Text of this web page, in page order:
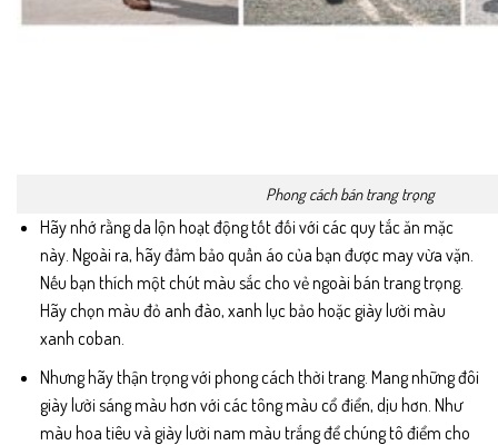
Phong cách bán trang trọng
Hãy nhớ rằng da lộn hoạt động tốt đối với các quy tắc ăn mặc
này. Ngoài ra, hãy đảm bảo quần áo của bạn được may vừa vặn.
Nếu bạn thích một chút màu sắc cho vẻ ngoài bán trang trọng.
Hãy chọn màu đỏ anh đào, xanh lục bảo hoặc giày lười màu
xanh coban.
Nhưng hãy thận trọng với phong cách thời trang. Mang những đôi
giày lười sáng màu hơn với các tông màu cổ điển, dịu hơn. Như
màu hoa tiêu và giày lười nam màu trắng để chúng tô điểm cho